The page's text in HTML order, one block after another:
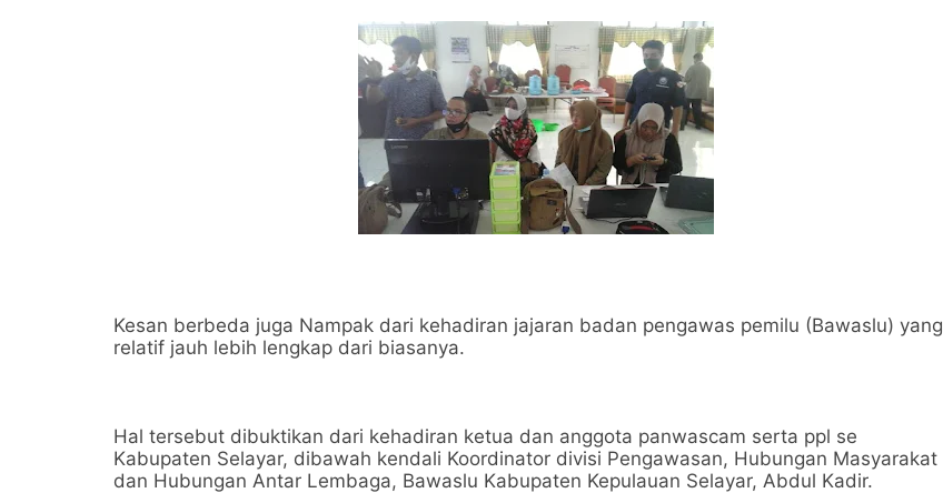
Kesan berbeda juga Nampak dari kehadiran jajaran badan pengawas pemilu (Bawaslu) yang
relatif jauh lebih lengkap dari biasanya.
Hal tersebut dibuktikan dari kehadiran ketua dan anggota panwascam serta ppl se
Kabupaten Selayar, dibawah kendali Koordinator divisi Pengawasan, Hubungan Masyarakat
dan Hubungan Antar Lembaga, Bawaslu Kabupaten Kepulauan Selayar, Abdul Kadir.